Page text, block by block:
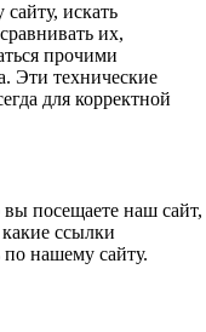
искать
их,
прочими
Эти технические
для корректной
посещаете наш сайт,
ссылки
нашему сайту.